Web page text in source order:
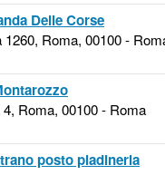
Delle Corse
1260, Roma, 00100 -
Roma, 00100 - Roma
posto piadineria